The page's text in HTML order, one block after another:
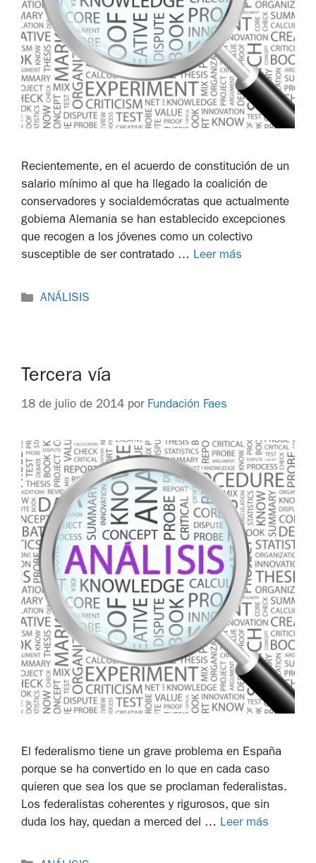
Recientemente, en el acuerdo de constitución de un
salario mínimo al que ha llegado la coalición de
conservadores y socialdemócratas que actualmente
gobierna Alemania se han establecido excepciones
que recogen a los jóvenes como un colectivo
susceptible de ser contratado … Leer más
ANÁLISIS
Tercera vía
18 de julio de 2014 por Fundación Faes
El federalismo tiene un grave problema en España
porque se ha convertido en lo que en cada caso
quieren que sea los que se proclaman federalistas.
Los federalistas coherentes y rigurosos, que sin
duda los hay, quedan a merced del … Leer más